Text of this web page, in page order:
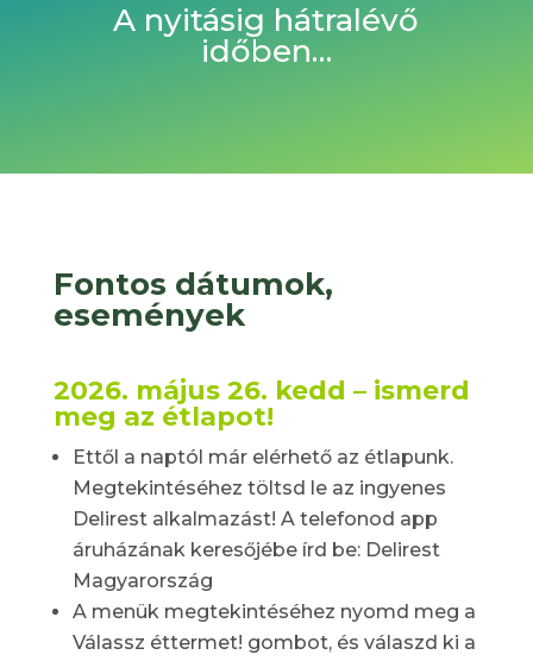
A nyitásig hátralévő
időben…
Fontos dátumok,
események
2026. május 26. kedd – ismerd
meg az étlapot!
Ettől a naptól már elérhető az étlapunk.
Megtekintéséhez töltsd le az ingyenes
Delirest alkalmazást! A telefonod app
áruházának keresőjébe írd be: Delirest
Magyarország
A menük megtekintéséhez nyomd meg a
Válassz éttermet! gombot, és válaszd ki a